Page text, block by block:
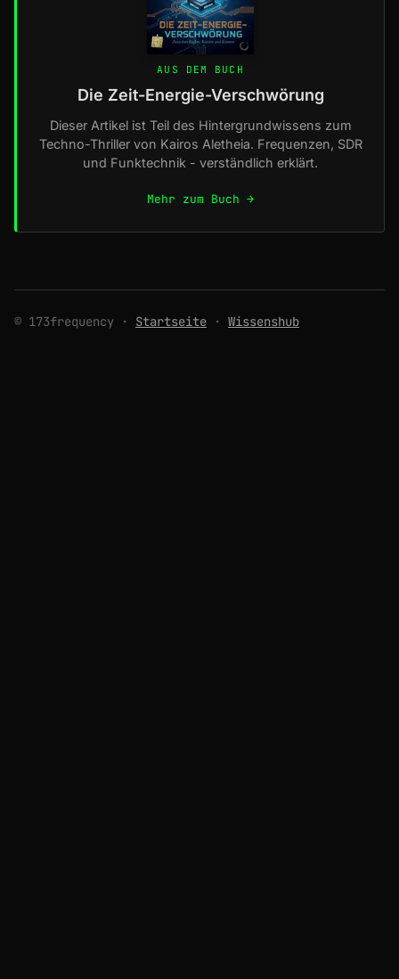
AUS DEM BUCH
Die Zeit-Energie-Verschwörung
Dieser Artikel ist Teil des Hintergrundwissens zum
Techno-Thriller von Kairos Aletheia. Frequenzen, SDR
und Funktechnik - verständlich erklärt.
Mehr zum Buch →
© 173frequency · Startseite · Wissenshub